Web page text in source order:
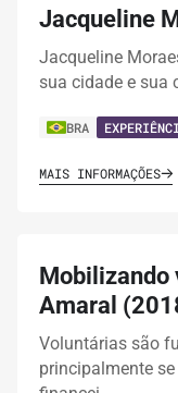
Jacqueline
Jacqueline
sua cidade e sua
BRA
MAIS INFORMAÇÕES
Mobilizando
Amaral
Voluntárias são
principalmente